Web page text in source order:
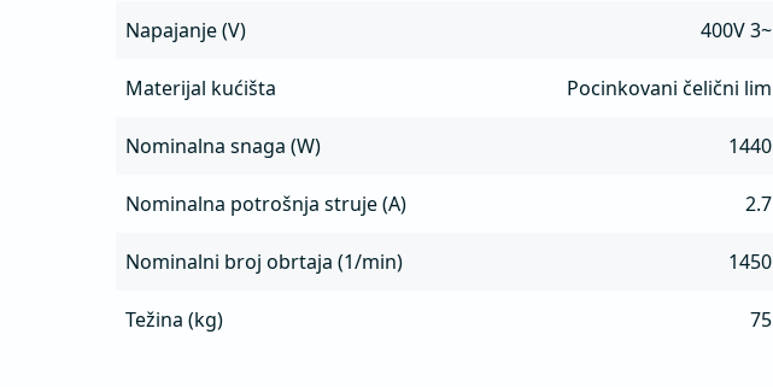
Napajanje (V) 400V 3~
Materijal kućišta Pocinkovani čelični lim
Nominalna snaga (W) 1440
Nominalna potrošnja struje (A) 2.7
Nominalni broj obrtaja (1/min) 1450
Težina (kg) 75